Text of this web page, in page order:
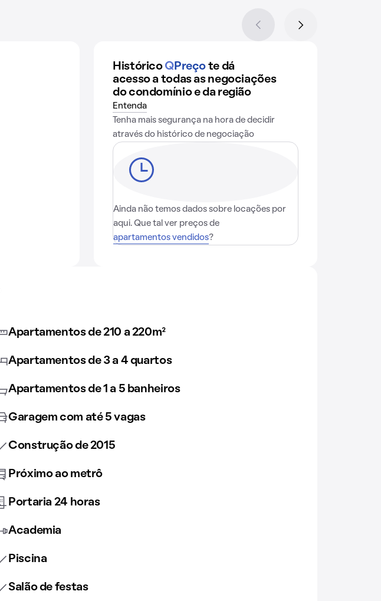
Histórico QPreço te dá
acesso a todas as negociações
do condomínio e da região
Entenda
Tenha mais segurança na hora de decidir
através do histórico de negociação
Ainda não temos dados sobre locações por
aqui. Que tal ver preços de
apartamentos vendidos?
Apartamentos de 210 a 220m²
Apartamentos de 3 a 4 quartos
Apartamentos de 1 a 5 banheiros
Garagem com até 5 vagas
Construção de 2015
Próximo ao metrô
Portaria 24 horas
Academia
Piscina
Salão de festas